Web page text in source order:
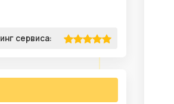
сервиса: